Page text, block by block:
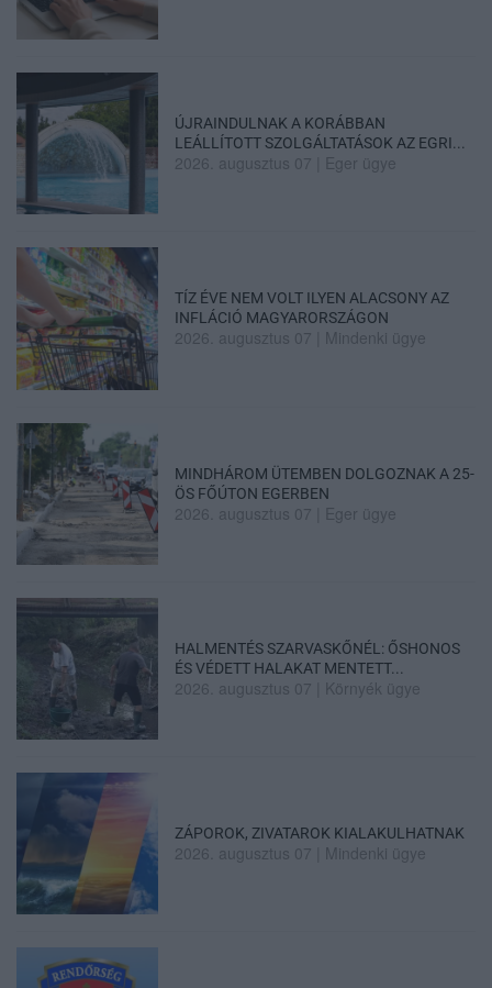
ÚJRAINDULNAK A KORÁBBAN
LEÁLLÍTOTT SZOLGÁLTATÁSOK AZ EGRI...
2026. augusztus 07 Eger ügye
TÍZ ÉVE NEM VOLT ILYEN ALACSONY AZ
INFLÁCIÓ MAGYARORSZÁGON
2026. augusztus 07 Mindenki ügye
MINDHÁROM ÜTEMBEN DOLGOZNAK A 25-
ÖS FŐÚTON EGERBEN
2026. augusztus 07 Eger ügye
HALMENTÉS SZARVASKŐNÉL: ŐSHONOS
ÉS VÉDETT HALAKAT MENTETT...
2026. augusztus 07 Környék ügye
ZÁPOROK, ZIVATAROK KIALAKULHATNAK
2026. augusztus 07 Mindenki ügye